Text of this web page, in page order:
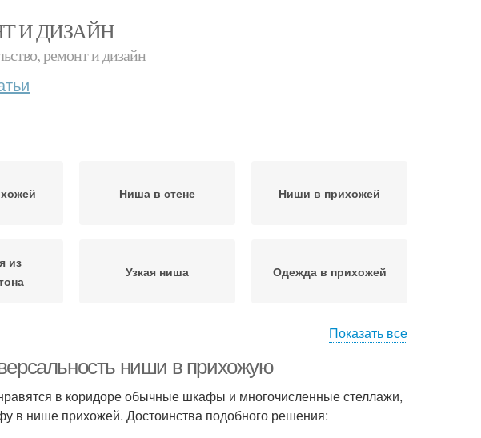
И ДИЗАЙН
ремонт и дизайн
Ниша в стене Ниши в прихожей
из
Узкая ниша Одежда в прихожей
Показать все
ниши в прихожую
в коридоре обычные шкафы и многочисленные стеллажи,
в нише прихожей. Достоинства подобного решения: